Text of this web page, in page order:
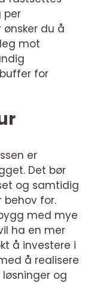
per
du å
mot
for
er
Det bør
og samtidig
behov for.
med mye
ha en mer
å investere i
å realisere
og